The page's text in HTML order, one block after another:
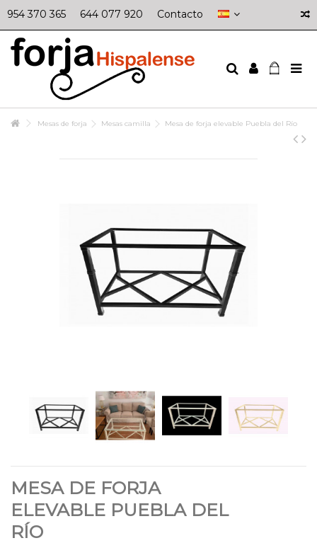
954 370 365 644 077 920 Contacto
Mesas de forja Mesas camilla Mesa de forja elevable Puebla del Río
MESA DE FORJA
ELEVABLE PUEBLA DEL
RÍO